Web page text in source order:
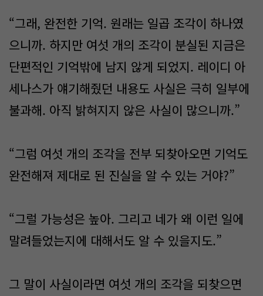
“그래, 완전한 기억. 원래는 일곱 조각이 하나였
으니까. 하지만 여섯 개의 조각이 분실된 지금은
단편적인 기억밖에 남지 않게 되었지. 레이디 아
세나스가 얘기해줬던 내용도 사실은 극히 일부에
불과해. 아직 밝혀지지 않은 사실이 많으니까.”
“그럼 여섯 개의 조각을 전부 되찾아오면 기억도
완전해져 제대로 된 진실을 알 수 있는 거야?”
“그럴 가능성은 높아. 그리고 네가 왜 이런 일에
말려들었는지에 대해서도 알 수 있을지도.”
그 말이 사실이라면 여섯 개의 조각을 되찾으면